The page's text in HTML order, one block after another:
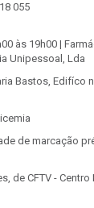
055
às 19h00 |
Unipessoal, Lda
Bastos, Edifíco
de marcação
de CFTV -